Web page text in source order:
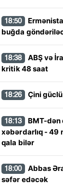
из казны
18
рублей
18:50
buğda
18:38
kritik 48 saat
18:26 Çini
18:13
xəbərdarlıq - 49
qala bilər
18:00
səfər edəcək